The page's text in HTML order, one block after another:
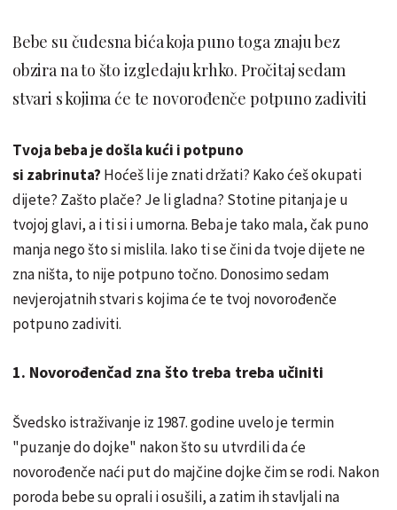
Bebe su čudesna bića koja puno toga znaju bez
obzira na to što izgledaju krhko. Pročitaj sedam
stvari s kojima će te novorođenče potpuno zadiviti
Tvoja beba je došla kući i potpuno
si zabrinuta? Hoćeš li je znati držati? Kako ćeš okupati
dijete? Zašto plače? Je li gladna? Stotine pitanja je u
tvojoj glavi, a i ti si i umorna. Beba je tako mala, čak puno
manja nego što si mislila. Iako ti se čini da tvoje dijete ne
zna ništa, to nije potpuno točno. Donosimo sedam
nevjerojatnih stvari s kojima će te tvoj novorođenče
potpuno zadiviti.
1. Novorođenčad zna što treba treba učiniti
Švedsko istraživanje iz 1987. godine uvelo je termin
"puzanje do dojke" nakon što su utvrdili da će
novorođenče naći put do majčine dojke čim se rodi. Nakon
poroda bebe su oprali i osušili, a zatim ih stavljali na